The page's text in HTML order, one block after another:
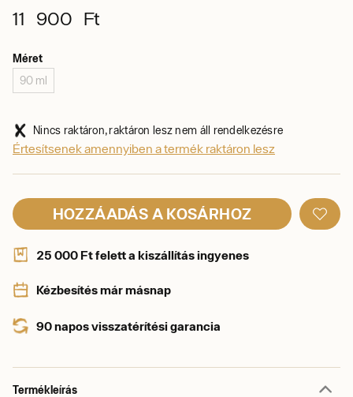
11 900 Ft
Méret
90 ml
Nincs raktáron, raktáron lesz nem áll rendelkezésre
Értesítsenek amennyiben a termék raktáron lesz
HOZZÁADÁS A KOSÁRHOZ
25 000 Ft felett a kiszállítás ingyenes
Kézbesítés már másnap
90 napos visszatérítési garancia
Termékleírás